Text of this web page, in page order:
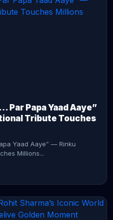
Par Papa Yaad Aaye”
Tribute Touches
Yaad Aaye” — Rinku
Millions...